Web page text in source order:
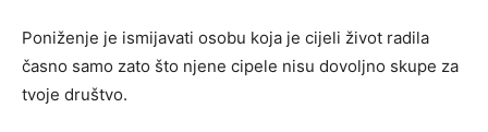
Poniženje je ismijavati osobu koja je cijeli život radila
časno samo zato što njene cipele nisu dovoljno skupe za
tvoje društvo.